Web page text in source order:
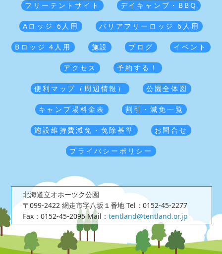
フリーテントサイト デイキャンプ・BBQ
Aロッジ 6人用 バリアフリーロッジ 6人用
Bロッジ 4人用 施設 ブログ イベント
アクセス 予約する！
便利マップ（周辺情報） 公園全体図
キャンプ場料金表 割引・減免一覧
施設維持費減免・免除基準 お問合せ
プライバシーポリシー
北海道立オホーツク公園
〒099-2422 網走市字八坂１番地 Tel：0152-45-2277
Fax：0152-45-2095Mail： tentland@tentland.or.jp